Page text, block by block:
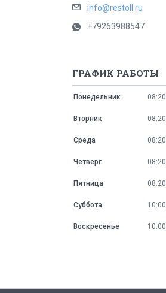
info@restoll.ru
+79263988547
ГРАФИК РАБОТЫ
Понедельник 08:20
Вторник 08:20
Среда 08:20
Четверг 08:20
Пятница 08:20
Суббота 10:00
Воскресенье 10:00